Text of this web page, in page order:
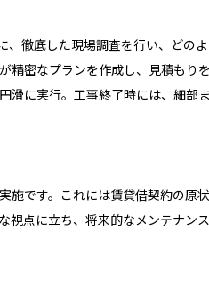
徹底した現場調査を行い、どの
密なプランを作成し、見積もり
に実行。工事終了時には、細部
です。これには賃貸借契約の原
点に立ち、将来的なメンテナン